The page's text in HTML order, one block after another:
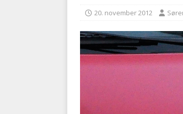
nødsporet
20. november 2012